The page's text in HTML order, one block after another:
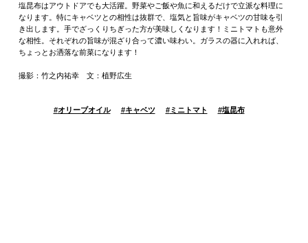
塩昆布はアウトドアでも大活躍。野菜やご飯や魚に和えるだけで立派な料理に
なります。特にキャベツとの相性は抜群で、塩気と旨味がキャベツの甘味を引
き出します。手でざっくりちぎった方が美味しくなります！ミニトマトも意外
な相性。それぞれの旨味が混ざり合って濃い味わい。ガラスの器に入れれば、
ちょっとお洒落な前菜になります！
撮影：竹之内祐幸 文：植野広生
#オリーブオイル #キャベツ #ミニトマト #塩昆布